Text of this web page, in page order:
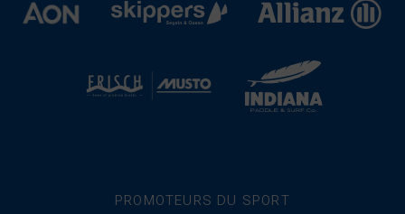
PROMOTEURS DU SPORT